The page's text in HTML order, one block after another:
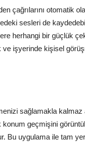
çağrılarını otomatik
sesleri de
herhangi bir güçlük
işyerinde kişisel
sağlamakla kalmaz
geçmişini
Bu uygulama ile tam